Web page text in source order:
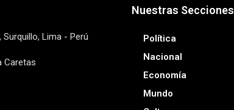
Surquillo, Lima - Perú
Caretas
Nuestras Secciones
Política
Nacional
Economía
Mundo